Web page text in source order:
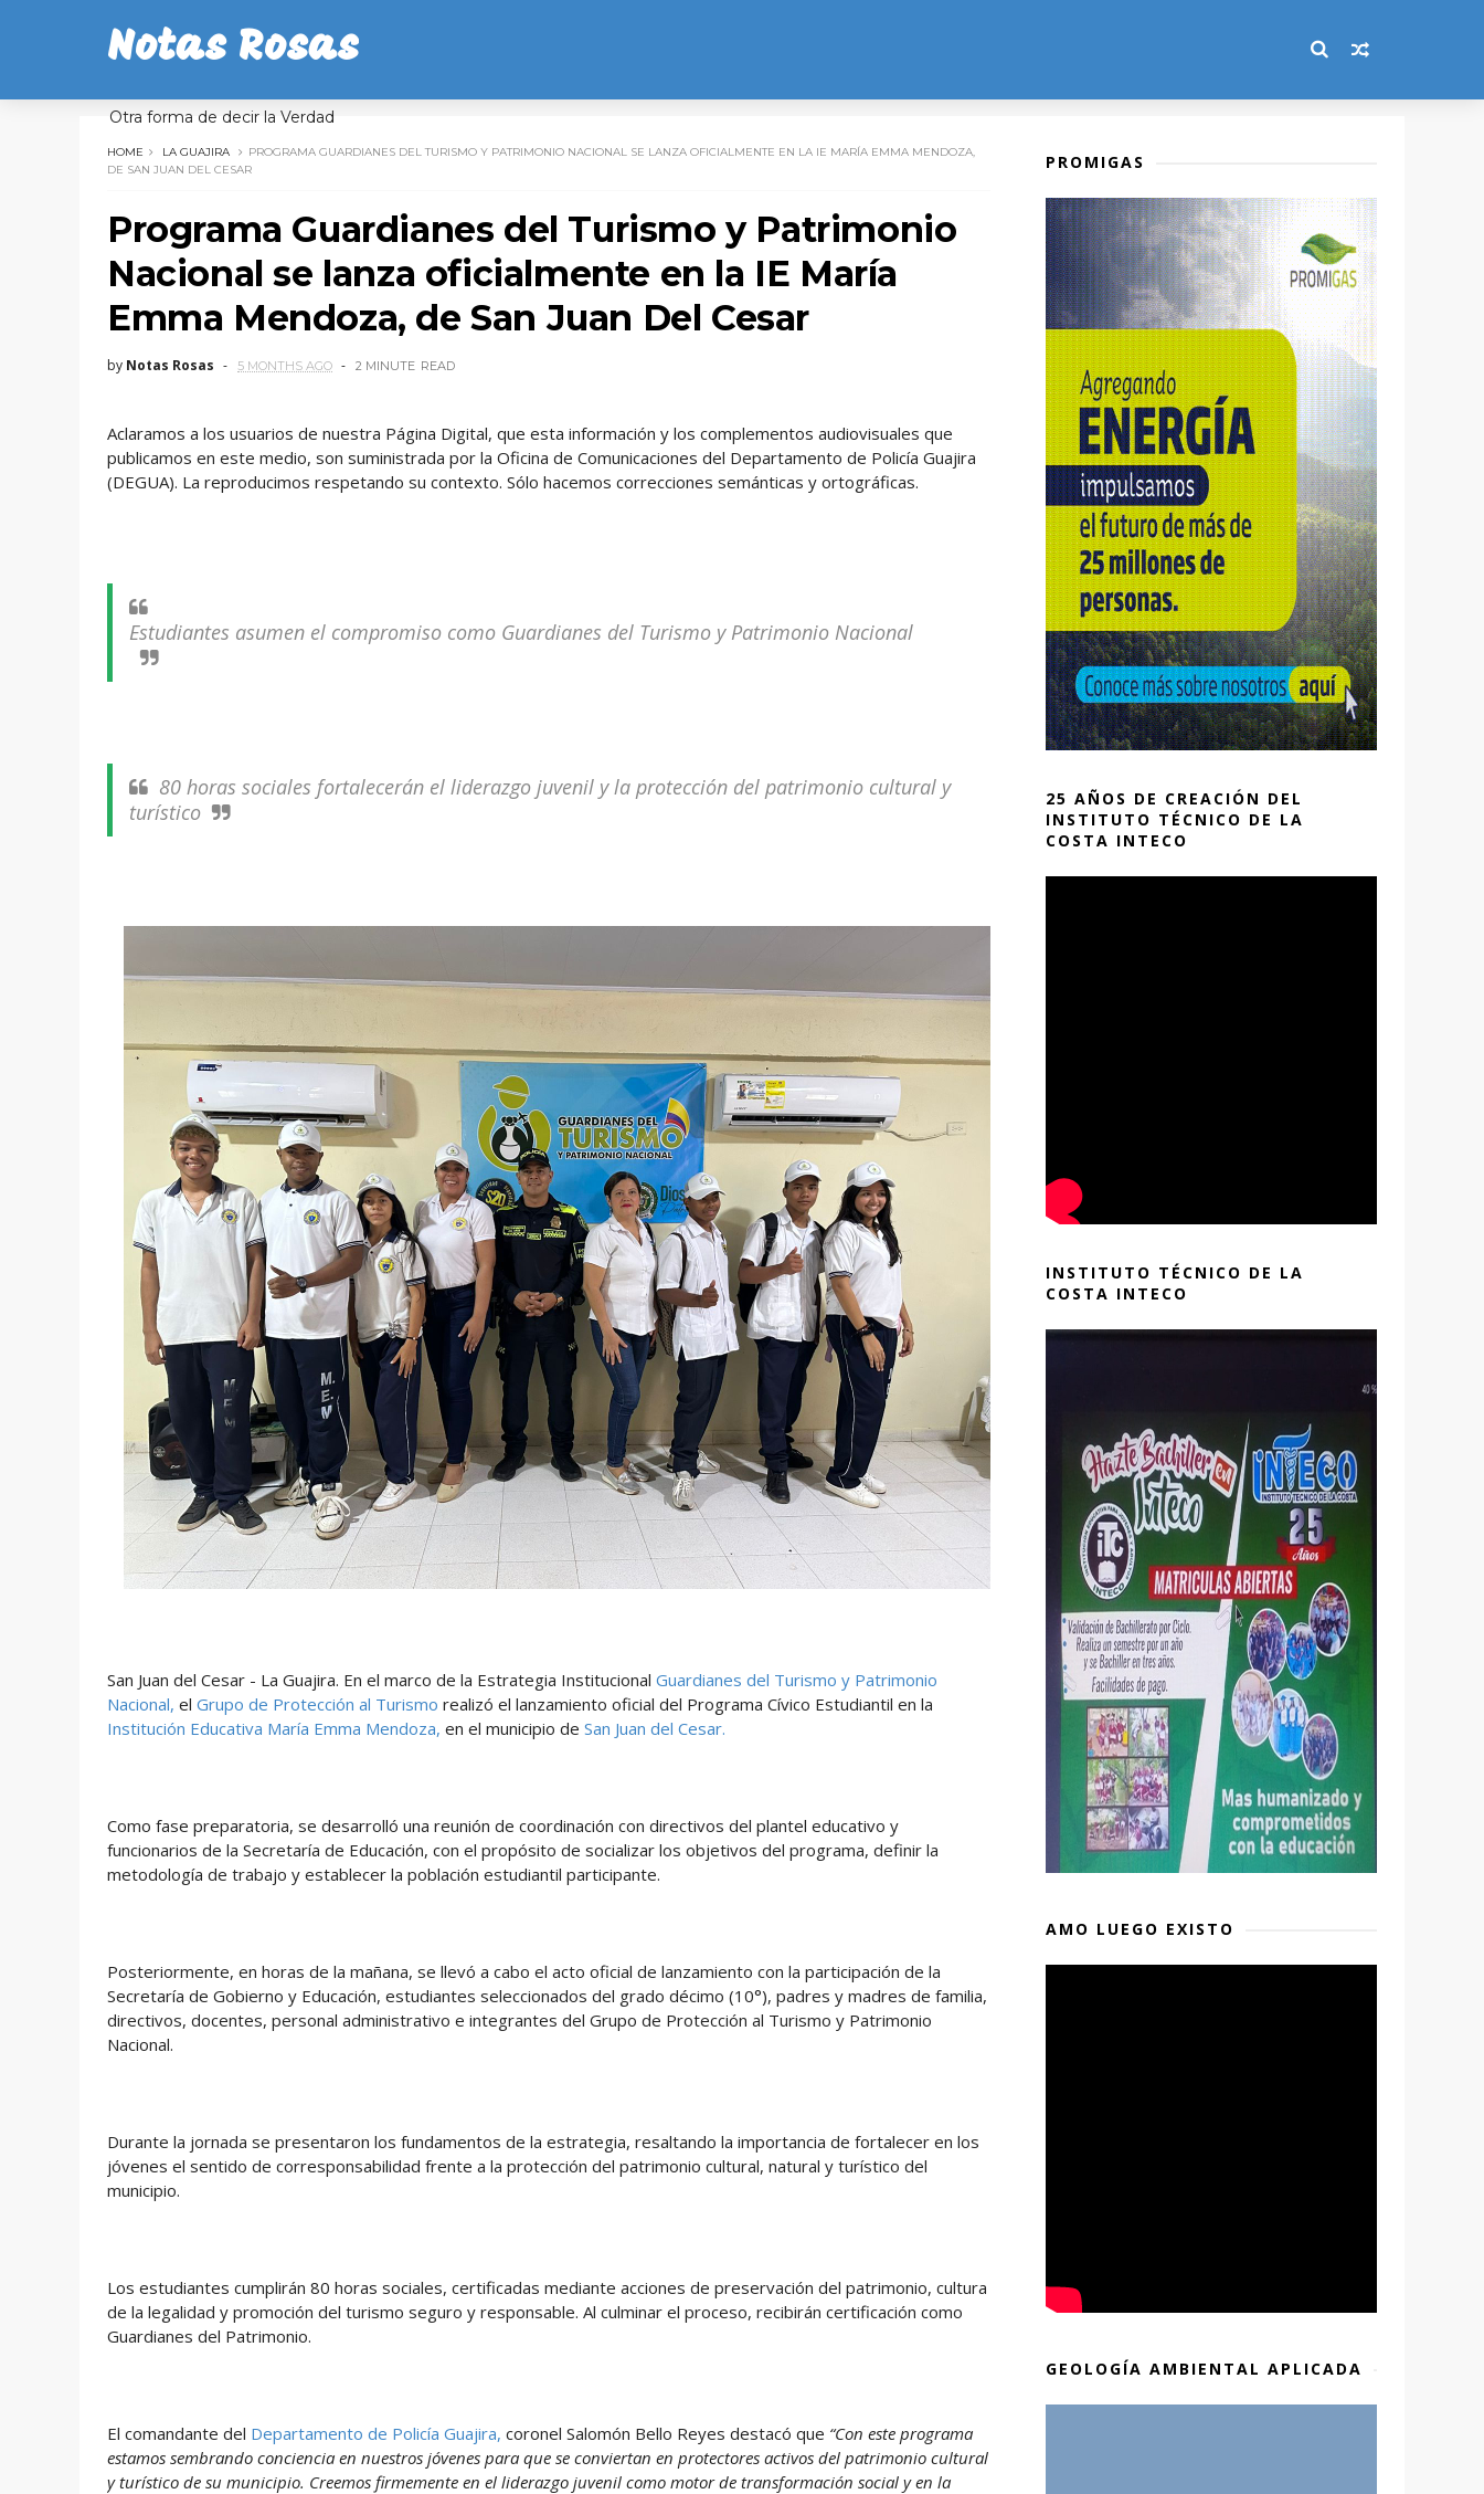
Notas Rosas
Otra forma de decir la Verdad
HOME LA GUAJIRA
PROGRAMA GUARDIANES DEL TURISMO Y PATRIMONIO NACIONAL SE LANZA OFICIALMENTE EN LA IE MARÍA EMMA MENDOZA,
DE SAN JUAN DEL CESAR
Programa Guardianes del Turismo y Patrimonio
Nacional se lanza oficialmente en la IE María
Emma Mendoza, de San Juan Del Cesar
by Notas Rosas 5 MONTHS AGO 2 MINUTE READ
Aclaramos a los usuarios de nuestra Página Digital, que esta información y los complementos audiovisuales que
publicamos en este medio, son suministrada por la Oficina de Comunicaciones del Departamento de Policía Guajira
(DEGUA). La reproducimos respetando su contexto. Sólo hacemos correcciones semánticas y ortográficas.
Estudiantes asumen el compromiso como Guardianes del Turismo y Patrimonio Nacional
80 horas sociales fortalecerán el liderazgo juvenil y la protección del patrimonio cultural y
turístico
San Juan del Cesar - La Guajira. En el marco de la Estrategia Institucional Guardianes del Turismo y Patrimonio
Nacional, el Grupo de Protección al Turismo realizó el lanzamiento oficial del Programa Cívico Estudiantil en la
Institución Educativa María Emma Mendoza, en el municipio de San Juan del Cesar.
Como fase preparatoria, se desarrolló una reunión de coordinación con directivos del plantel educativo y
funcionarios de la Secretaría de Educación, con el propósito de socializar los objetivos del programa, definir la
metodología de trabajo y establecer la población estudiantil participante.
Posteriormente, en horas de la mañana, se llevó a cabo el acto oficial de lanzamiento con la participación de la
Secretaría de Gobierno y Educación, estudiantes seleccionados del grado décimo (10°), padres y madres de familia,
directivos, docentes, personal administrativo e integrantes del Grupo de Protección al Turismo y Patrimonio
Nacional.
Durante la jornada se presentaron los fundamentos de la estrategia, resaltando la importancia de fortalecer en los
jóvenes el sentido de corresponsabilidad frente a la protección del patrimonio cultural, natural y turístico del
municipio.
Los estudiantes cumplirán 80 horas sociales, certificadas mediante acciones de preservación del patrimonio, cultura
de la legalidad y promoción del turismo seguro y responsable. Al culminar el proceso, recibirán certificación como
Guardianes del Patrimonio.
El comandante del Departamento de Policía Guajira, coronel Salomón Bello Reyes destacó que “Con este programa
estamos sembrando conciencia en nuestros jóvenes para que se conviertan en protectores activos del patrimonio cultural
y turístico de su municipio. Creemos firmemente en el liderazgo juvenil como motor de transformación social y en la
PROMIGAS
25 AÑOS DE CREACIÓN DEL
INSTITUTO TÉCNICO DE LA
COSTA INTECO
INSTITUTO TÉCNICO DE LA
COSTA INTECO
AMO LUEGO EXISTO
GEOLOGÍA AMBIENTAL APLICADA